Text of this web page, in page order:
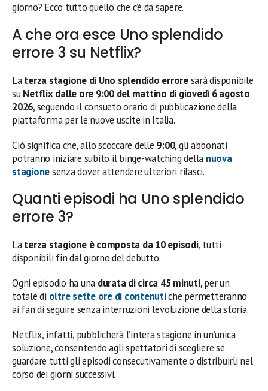
giorno? Ecco tutto quello che c’è da sapere.
A che ora esce Uno splendido
errore 3 su Netflix?
Laterza stagione di Uno splendido erroresarà disponibile
suNetflix dalle ore 9:00 del mattino di giovedì 6 agosto
2026, seguendo il consueto orario di pubblicazione della
piattaforma per le nuove uscite in Italia.
Ciò significa che, allo scoccare delle 9:00, gli abbonati
potranno iniziare subito il binge-watching della nuova
stagionesenza dover attendere ulteriori rilasci.
Quanti episodi ha Uno splendido
errore 3?
Laterza stagione è composta da 10 episodi, tutti
disponibili fin dal giorno del debutto.
Ogni episodio ha una durata di circa 45 minuti, per un
totale di oltre sette ore di contenutiche permetteranno
ai fan di seguire senza interruzioni l’evoluzione della storia.
Netflix, infatti, pubblicherà l’intera stagione in un’unica
soluzione, consentendo agli spettatori di scegliere se
guardare tutti gli episodi consecutivamente o distribuirli nel
corso dei giorni successivi.